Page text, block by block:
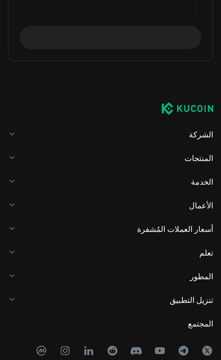
الشركة
المنتجات
الخدمة
الأعمال
أسعار العملات المُشفرة
تعلم
المطور
تنزيل التطبيق
المجتمع